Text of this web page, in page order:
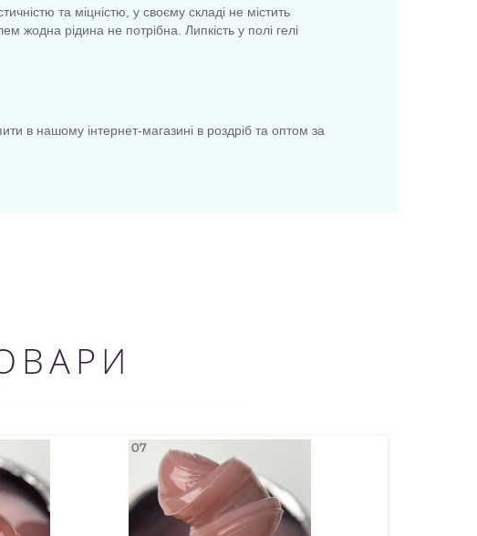
та міцністю, у своєму складі не містить
жодна рідина не потрібна. Липкість у полі гелі
в нашому інтернет-магазині в роздріб та оптом за